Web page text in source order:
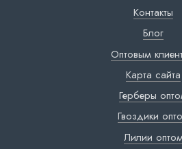
Контакты
Блог
Оптовым
Карта сайта
Герберы
Гвоздики
Лилии